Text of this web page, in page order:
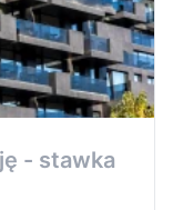
- stawka